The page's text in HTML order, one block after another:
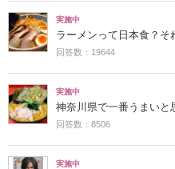
実施中
ラーメンって日本食？そ
回答数：19644
実施中
神奈川県で一番うまいと
回答数：8506
実施中